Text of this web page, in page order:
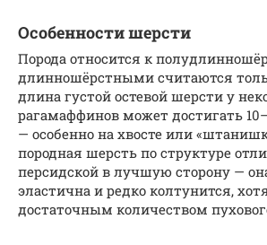
Особенности шерсти
Порода относится к
длинношёрстными считаются
длина густой остевой шерсти у
рагамаффинов может достигать
— особенно на хвосте или
породная шерсть по структуре
персидской в лучшую сторону —
эластична и редко колтунится,
достаточным количеством